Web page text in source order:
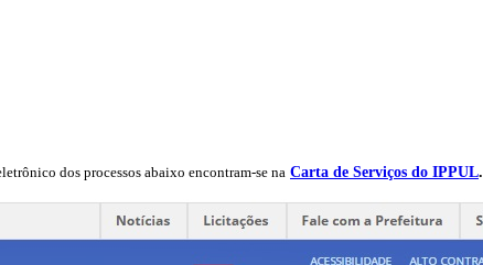
dos processos abaixo encontram-se na Carta de Serviços do IPPUL.